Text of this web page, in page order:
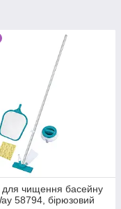
для чищення басейну
58794, бірюзовий